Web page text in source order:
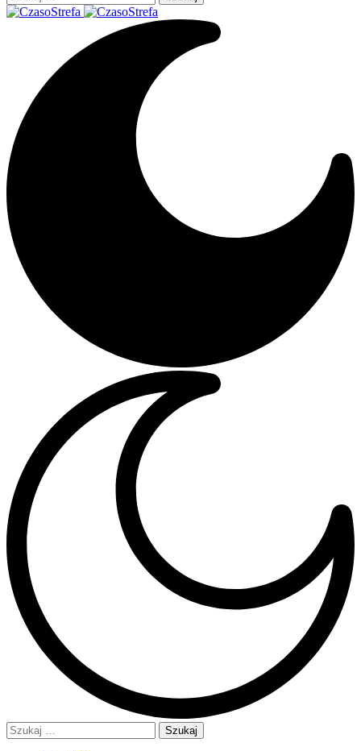
Szukaj: